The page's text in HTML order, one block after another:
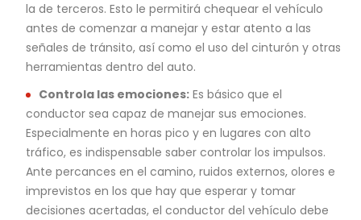
la de terceros. Esto le permitirá chequear el vehículo
antes de comenzar a manejar y estar atento a las
señales de tránsito, así como el uso del cinturón y otras
herramientas dentro del auto.
Controla las emociones: Es básico que el
conductor sea capaz de manejar sus emociones.
Especialmente en horas pico y en lugares con alto
tráfico, es indispensable saber controlar los impulsos.
Ante percances en el camino, ruidos externos, olores e
imprevistos en los que hay que esperar y tomar
decisiones acertadas, el conductor del vehículo debe